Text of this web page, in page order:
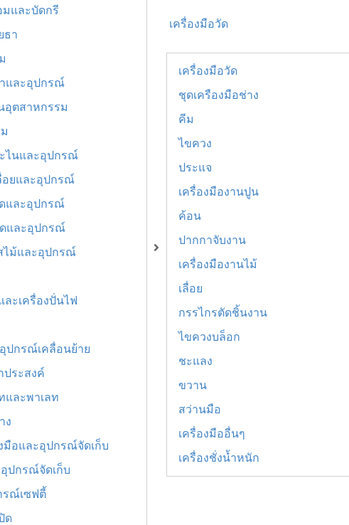
และบัดกรี
ธา
และอุปกรณ์
อุตสาหกรรม
ะไนและอุปกรณ์
อยและอุปกรณ์
และอุปกรณ์
และอุปกรณ์
ไม้และอุปกรณ์
ละเครื่องปั่นไฟ
ปกรณ์เคลื่อนย้าย
ประสงค์
และพาเลท
ง
มือและอุปกรณ์จัดเก็บ
ปกรณ์จัดเก็บ
รณ์เซฟตี้
ด
เครื่องมือวัด
เครื่องมือวัด
ชุดเครืองมือช่าง
คีม
ไขควง
ประแจ
เครื่องมืองานปูน
ค้อน
ปากกาจับงาน
เครื่องมืองานไม้
เลื่อย
กรรไกรตัดชิ้นงาน
ไขควงบล็อก
ชะแลง
ขวาน
สว่านมือ
เครื่องมืออื่นๆ
เครื่องชั่งน้ำหนัก